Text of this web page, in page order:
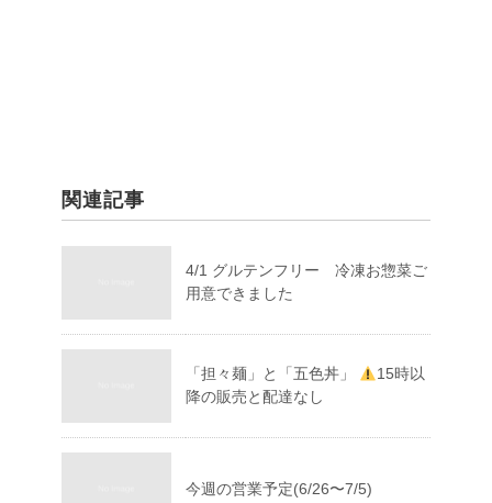
関連記事
4/1 グルテンフリー 冷凍お惣菜ご
用意できました
「担々麺」と「五色丼」
15時以
降の販売と配達なし
今週の営業予定(6/26〜7/5)